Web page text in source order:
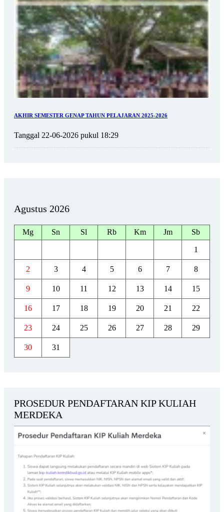
AKHIR SEMESTER GENAP TAHUN PELAJARAN 2025-2026
Tanggal 22-06-2026 pukul 18:29
Agustus 2026
Mg Sn Sl Rb Km Jm Sb
1
2 3 4 5 6 7 8
9 10 11 12 13 14 15
16 17 18 19 20 21 22
23 24 25 26 27 28 29
30 31
PROSEDUR PENDAFTARAN KIP KULIAH
MERDEKA